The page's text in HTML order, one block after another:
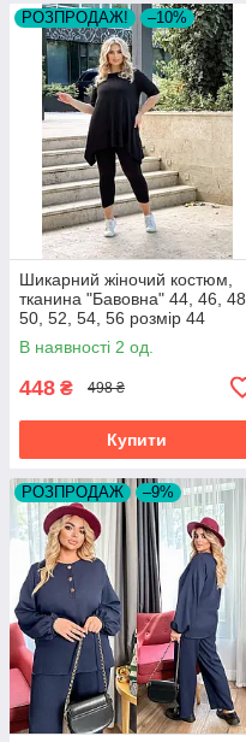
РОЗПРОДАЖ! –10%
Шикарний жіночий костюм,
тканина "Бавовна" 44, 46, 48,
50, 52, 54, 56 розмір 44
В наявності 2 од.
448 ₴ 498 ₴
Купити
РОЗПРОДАЖ –9%